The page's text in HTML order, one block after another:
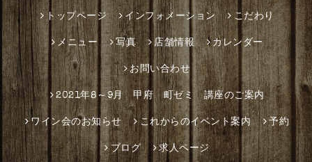
トップページ インフォメーション こだわり
メニュー 写真 店舗情報 カレンダー
お問い合わせ
2021年8～9月 甲府 町ゼミ 講座のご案内
ワイン会のお知らせ これからのイベント案内 予約
ブログ 求人ページ